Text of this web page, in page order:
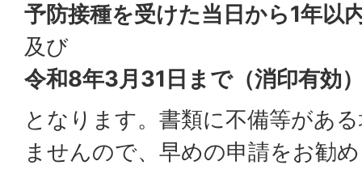
予防接種を受けた当日から1年以
及び
令和8年3月31日まで（消印有効
となります。書類に不備等があ
ませんので、早めの申請をお勧